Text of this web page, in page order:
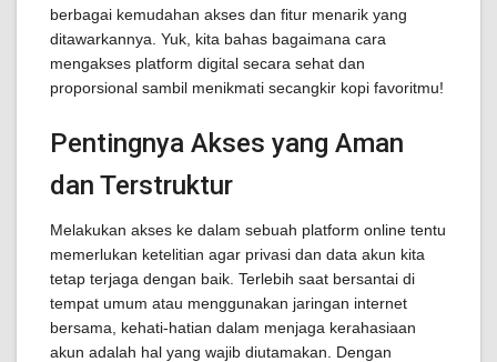
berbagai kemudahan akses dan fitur menarik yang
ditawarkannya. Yuk, kita bahas bagaimana cara
mengakses platform digital secara sehat dan
proporsional sambil menikmati secangkir kopi favoritmu!
Pentingnya Akses yang Aman
dan Terstruktur
Melakukan akses ke dalam sebuah platform online tentu
memerlukan ketelitian agar privasi dan data akun kita
tetap terjaga dengan baik. Terlebih saat bersantai di
tempat umum atau menggunakan jaringan internet
bersama, kehati-hatian dalam menjaga kerahasiaan
akun adalah hal yang wajib diutamakan. Dengan